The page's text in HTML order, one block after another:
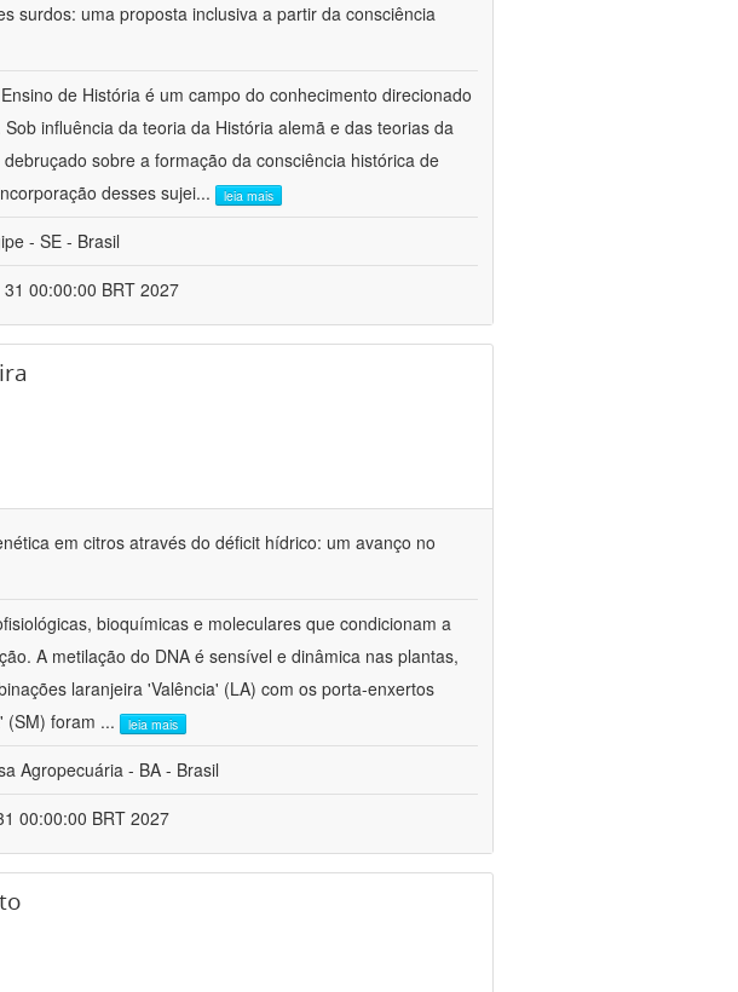
surdos: uma proposta inclusiva a partir da consciência
de História é um campo do conhecimento direcionado
influência da teoria da História alemã e das teorias da
sobre a formação da consciência histórica de
desses sujei... leia mais
- SE - Brasil
00:00:00 BRT 2027
em citros através do déficit hídrico: um avanço no
bioquímicas e moleculares que condicionam a
A metilação do DNA é sensível e dinâmica nas plantas,
laranjeira 'Valência' (LA) com os porta-enxertos
(SM) foram ... leia mais
Agropecuária - BA - Brasil
00:00:00 BRT 2027